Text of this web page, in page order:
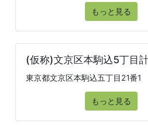
もっと見る
(仮称)文京区本駒込5丁目
東京都文京区本駒込五丁目21番1
もっと見る